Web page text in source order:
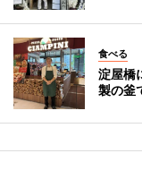
食べる
淀屋橋
製の釜